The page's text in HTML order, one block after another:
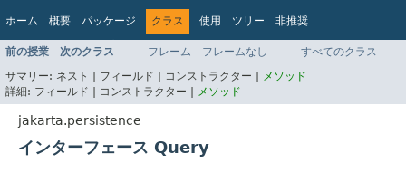
ホーム 概要 パッケージ クラス 使用 ツリー
非推奨
インデックス
ヘルプ
Jakarta EE Platform API v9.0.0
前の授業 次のクラス フレーム フレームなし
すべてのクラス
サマリー: ネスト | フィールド | コンストラクター | メソッド
詳細: フィールド | コンストラクター | メソッド
jakarta.persistence
インターフェース Query